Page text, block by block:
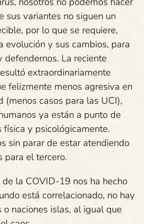
sus variantes no siguen un
por lo que se requiere,
evolución y sus cambios, para
defendernos. La reciente
extraordinariamente
felizmente menos agresiva en
(menos casos para las UCI),
ya están a punto de
y psicológicamente.
sin parar de estar atendiendo
para el tercero.
la COVID-19 nos ha hecho
está correlacionado, no hay
naciones islas, al igual que